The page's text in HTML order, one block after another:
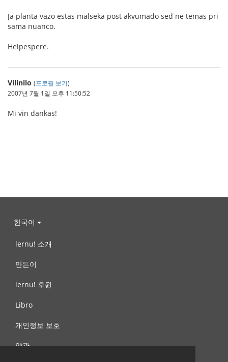
Ja planta vazo estas malseka post akvumado sed ne temas pri
sama nuanco.
Helpespere.
Vilinilo (프로필 보기)
2007년 7월 1일 오후 11:50:52
Mi vin dankas!
한국어
lernu! 소개
만든이
lernu! 후원
Libro
개인정보 보호
약관